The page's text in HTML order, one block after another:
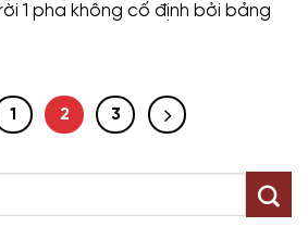
1 pha không cố định bởi bảng
1 2 3